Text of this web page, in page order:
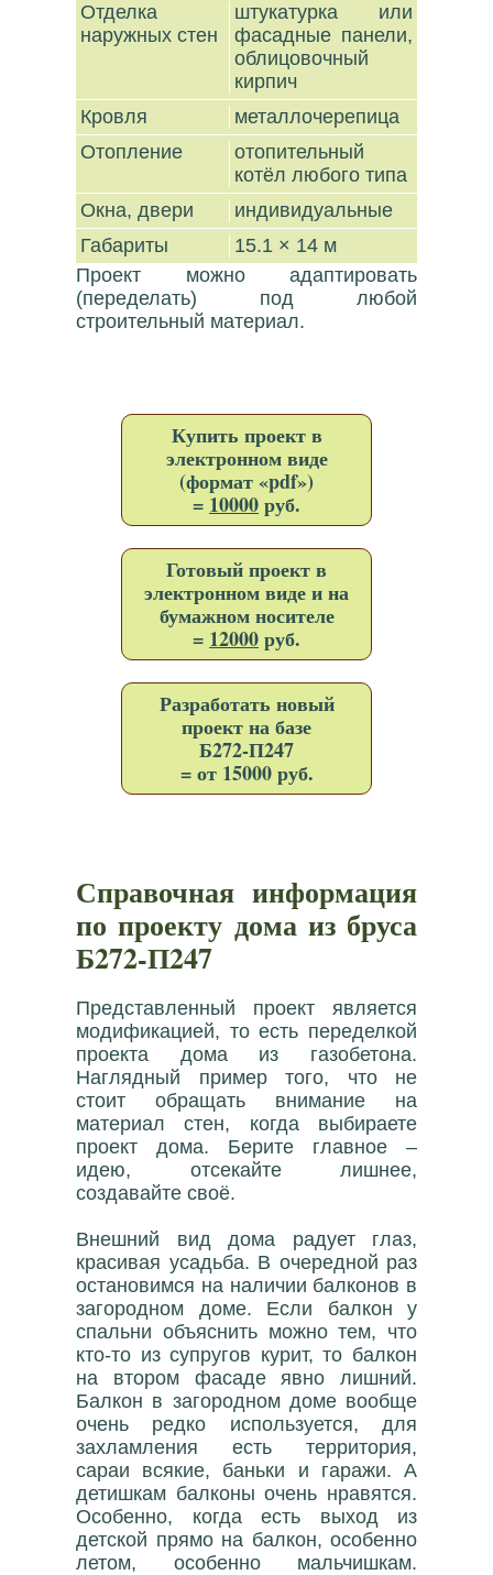
Отделка
наружных стен
штукатурка или
фасадные панели,
облицовочный
кирпич
Кровля
металлочерепица
Отопление
отопительный
котёл любого типа
Окна, двери
индивидуальные
Габариты
15.1 × 14 м
Проект можно адаптировать
(переделать) под любой
строительный материал.
Купить проект в
электронном виде
(формат «pdf»)
= 10000руб.
Готовый проект в
электронном виде и на
бумажном носителе
= 12000руб.
Разработать новый
проект на базе
Б272-П247
= от 15000 руб.
Справочная информация
по проекту дома из бруса
Б272-П247
Представленный проект является
модификацией, то есть переделкой
проекта дома из газобетона.
Наглядный пример того, что не
стоит обращать внимание на
материал стен, когда выбираете
проект дома. Берите главное –
идею, отсекайте лишнее,
создавайте своё.
Внешний вид дома радует глаз,
красивая усадьба. В очередной раз
остановимся на наличии балконов в
загородном доме. Если балкон у
спальни объяснить можно тем, что
кто-то из супругов курит, то балкон
на втором фасаде явно лишний.
Балкон в загородном доме вообще
очень редко используется, для
захламления есть территория,
сараи всякие, баньки и гаражи. А
детишкам балконы очень нравятся.
Особенно, когда есть выход из
детской прямо на балкон, особенно
летом, особенно мальчишкам.